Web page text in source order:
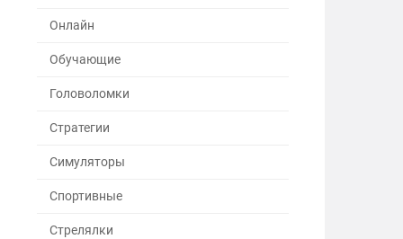
Онлайн
Обучающие
Головоломки
Стратегии
Симуляторы
Спортивные
Стрелялки